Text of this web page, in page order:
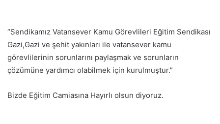
“Sendikamız Vatansever Kamu Görevlileri Eğitim Sendikası
Gazi,Gazi ve şehit yakınları ile vatansever kamu
görevlilerinin sorunlarını paylaşmak ve sorunların
çözümüne yardımcı olabilmek için kurulmuştur.”
Bizde Eğitim Camiasına Hayırlı olsun diyoruz.